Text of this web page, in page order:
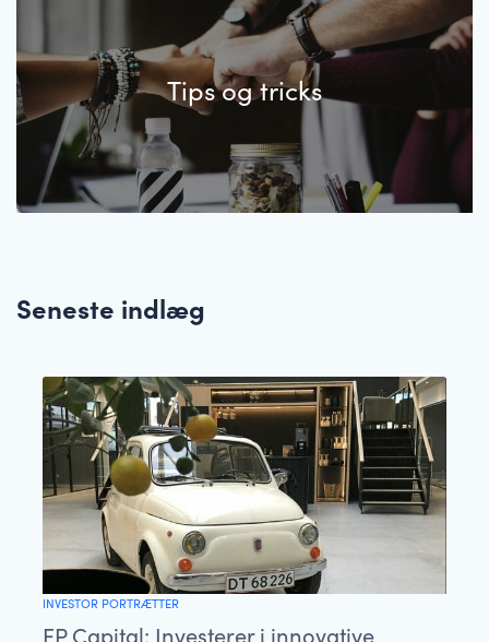
Tips og tricks
Seneste indlæg
INVESTOR PORTRÆTTER
EP Capital: Investerer i innovative